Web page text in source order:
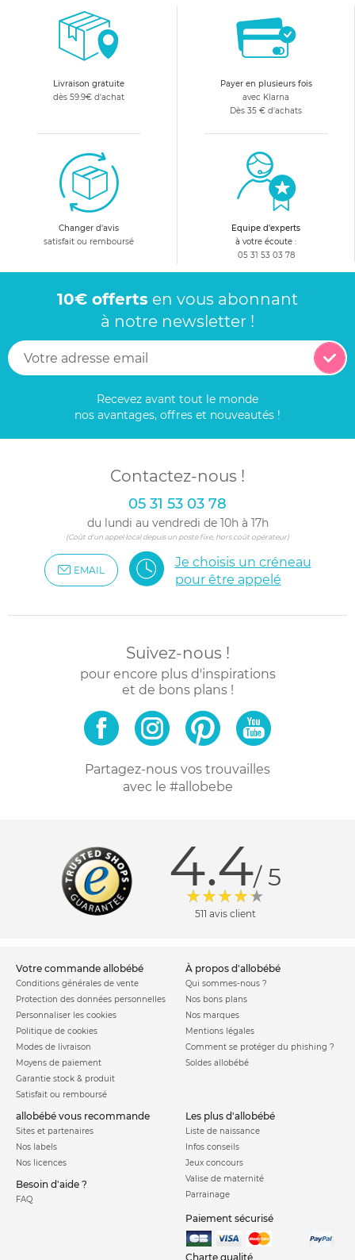
Livraison gratuite
dès 59.9€ d'achat
Payer en plusieurs fois
avec Klarna
Dès 35 € d'achats
Changer d'avis
satisfait ou remboursé
Equipe d'experts
à votre écoute :
05 31 53 03 78
10€ offerts en vous abonnant
à notre newsletter !
Recevez avant tout le monde
nos avantages, offres et nouveautés !
Contactez-nous !
05 31 53 03 78
du lundi au vendredi de 10h à 17h
(Coût d'un appel local depuis un poste fixe, hors coût opérateur)
EMAIL
Je choisis un créneau
pour être appelé
Suivez-nous !
pour encore plus d'inspirations
et de bons plans !
Partagez-nous vos trouvailles
avec le #allobebe
4.4/ 5
511 avis client
votre commande allobébé
Conditions générales de vente
Protection des données personnelles
Personnaliser les cookies
Politique de cookies
Modes de livraison
Moyens de paiement
Garantie stock & produit
Satisfait ou remboursé
à propos d'allobébé
Qui sommes-nous ?
Nos bons plans
Nos marques
Mentions légales
Comment se protéger du phishing ?
Soldes allobébé
allobébé vous recommande
Sites et partenaires
Nos labels
Nos licences
Besoin d'aide ?
FAQ
les plus d'allobébé
Liste de naissance
Infos conseils
Jeux concours
Valise de maternité
Parrainage
Paiement sécurisé
Charte qualité